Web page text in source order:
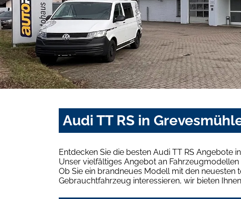
Audi TT RS in
Entdecken Sie die besten Audi TT RS Angebote
Unser vielfältiges Angebot an
Ob Sie ein brandneues Modell mit den
Gebrauchtfahrzeug interessieren, wir bieten